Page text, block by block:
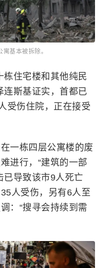
基本被拆除。
栋住宅楼和其他纯民
连斯基证实，首都已
受伤住院，正在接受
一栋四层公寓楼的废
进行，“建筑的一部
已导致该市9人死亡
人受伤，另有6人至
：“搜寻会持续到需